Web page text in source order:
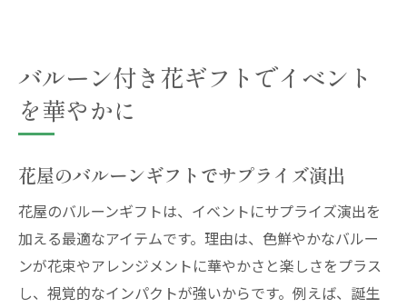
バルーン付き花ギフトでイベント
を華やかに
花屋のバルーンギフトでサプライズ演出
花屋のバルーンギフトは、イベントにサプライズ演出を
加える最適なアイテムです。理由は、色鮮やかなバルー
ンが花束やアレンジメントに華やかさと楽しさをプラス
し、視覚的なインパクトが強いからです。例えば、誕生